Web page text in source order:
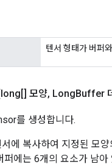
텐서 형태가 버퍼
모양, LongBuffer
를 생성합니다.
에 복사하여 지정된 모
에는 6개의 요소가 남